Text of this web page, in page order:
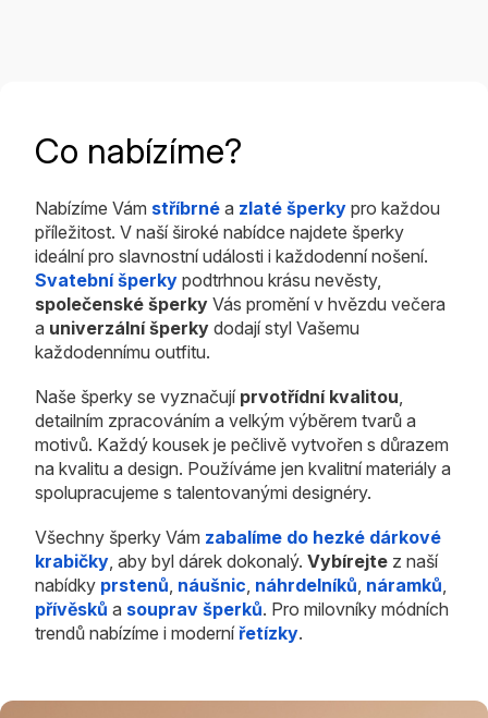
Co nabízíme?
Nabízíme Vám stříbrné a zlaté šperky pro každou
příležitost. V naší široké nabídce najdete šperky
ideální pro slavnostní události i každodenní nošení.
Svatební šperky podtrhnou krásu nevěsty,
společenské šperky Vás promění v hvězdu večera
a univerzální šperky dodají styl Vašemu
každodennímu outfitu.
Naše šperky se vyznačují prvotřídní kvalitou,
detailním zpracováním a velkým výběrem tvarů a
motivů. Každý kousek je pečlivě vytvořen s důrazem
na kvalitu a design. Používáme jen kvalitní materiály a
spolupracujeme s talentovanými designéry.
Všechny šperky Vám zabalíme do hezké dárkové
krabičky, aby byl dárek dokonalý. Vybírejte z naší
nabídky prstenů, náušnic, náhrdelníků, náramků,
přívěsků a souprav šperků. Pro milovníky módních
trendů nabízíme i modernířetízky.